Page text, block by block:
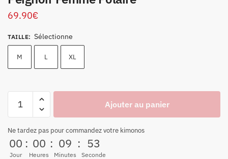
69.90€
TAILLE: Sélectionne
M L XL
Ajouter au panier
Ne tardez pas pour commandez votre kimonos
00
Jour
: 00
Heures
: 09
Minutes
: 53
Seconde